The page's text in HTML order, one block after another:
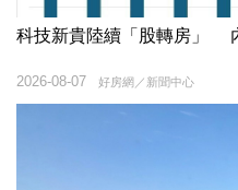
科技新貴陸續「股轉房」
好房網／新聞中心
2026-08-07